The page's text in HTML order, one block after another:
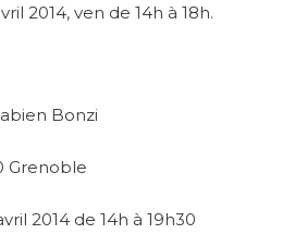
2014, ven de 14h à 18h.
Bonzi
Grenoble
2014 de 14h à 19h30